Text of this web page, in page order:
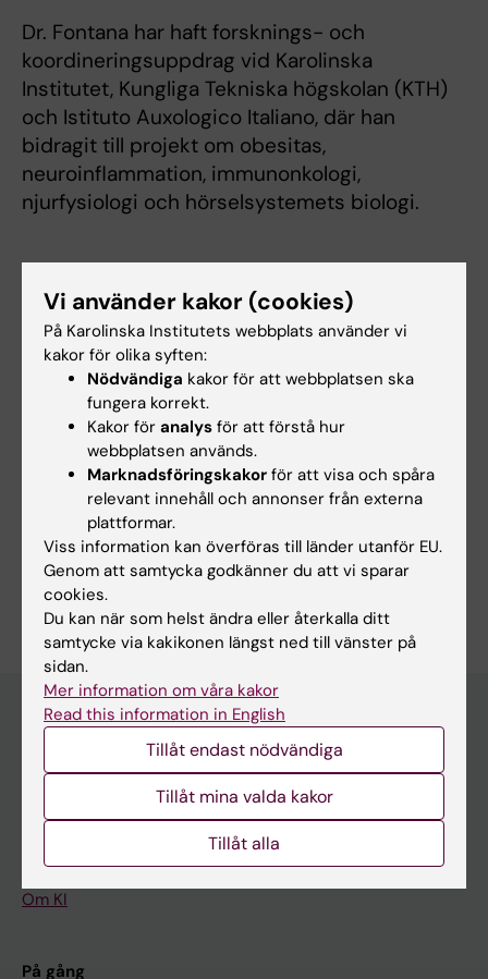
Dr. Fontana har haft forsknings- och
koordineringsuppdrag vid Karolinska
Institutet, Kungliga Tekniska högskolan (KTH)
och Istituto Auxologico Italiano, där han
bidragit till projekt om obesitas,
neuroinflammation, immunonkologi,
njurfysiologi och hörselsystemets biologi.
Forskningsområden:
Biomaterialvetenskap
Fysiologi och anatomi
Medicinsk genetik och genomik
Är du Jacopo Maria Fontana?
Redigera din profil
Forskarutbildning
Forskning
Om KI
På gång
Vi använder kakor (cookies)
På Karolinska Institutets webbplats använder vi
kakor för olika syften:
Nödvändiga kakor för att webbplatsen ska
fungera korrekt.
Kakor för analys för att förstå hur
webbplatsen används.
Marknadsföringskakor för att visa och spåra
relevant innehåll och annonser från externa
plattformar.
Viss information kan överföras till länder utanför EU.
Genom att samtycka godkänner du att vi sparar
cookies.
Du kan när som helst ändra eller återkalla ditt
samtycke via kakikonen längst ned till vänster på
sidan.
Mer information om våra kakor
Read this information in English
Tillåt endast nödvändiga
Tillåt mina valda kakor
Tillåt alla